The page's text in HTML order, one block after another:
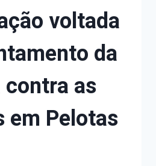
voltada
da
as
em Pelotas